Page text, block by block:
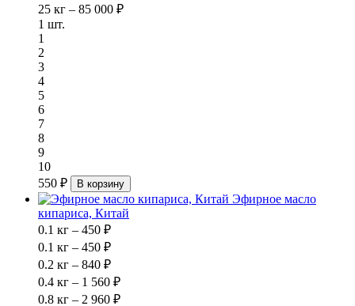
25 кг – 85 000 ₽
1 шт.
1
2
3
4
5
6
7
8
9
10
550 ₽
В корзину
Эфирное масло
кипариса, Китай
0.1 кг – 450 ₽
0.1 кг – 450 ₽
0.2 кг – 840 ₽
0.4 кг – 1 560 ₽
0.8 кг – 2 960 ₽